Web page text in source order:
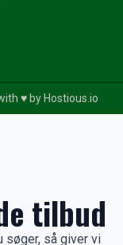
♥️ by Hostious.io
tilbud
søger, så giver vi